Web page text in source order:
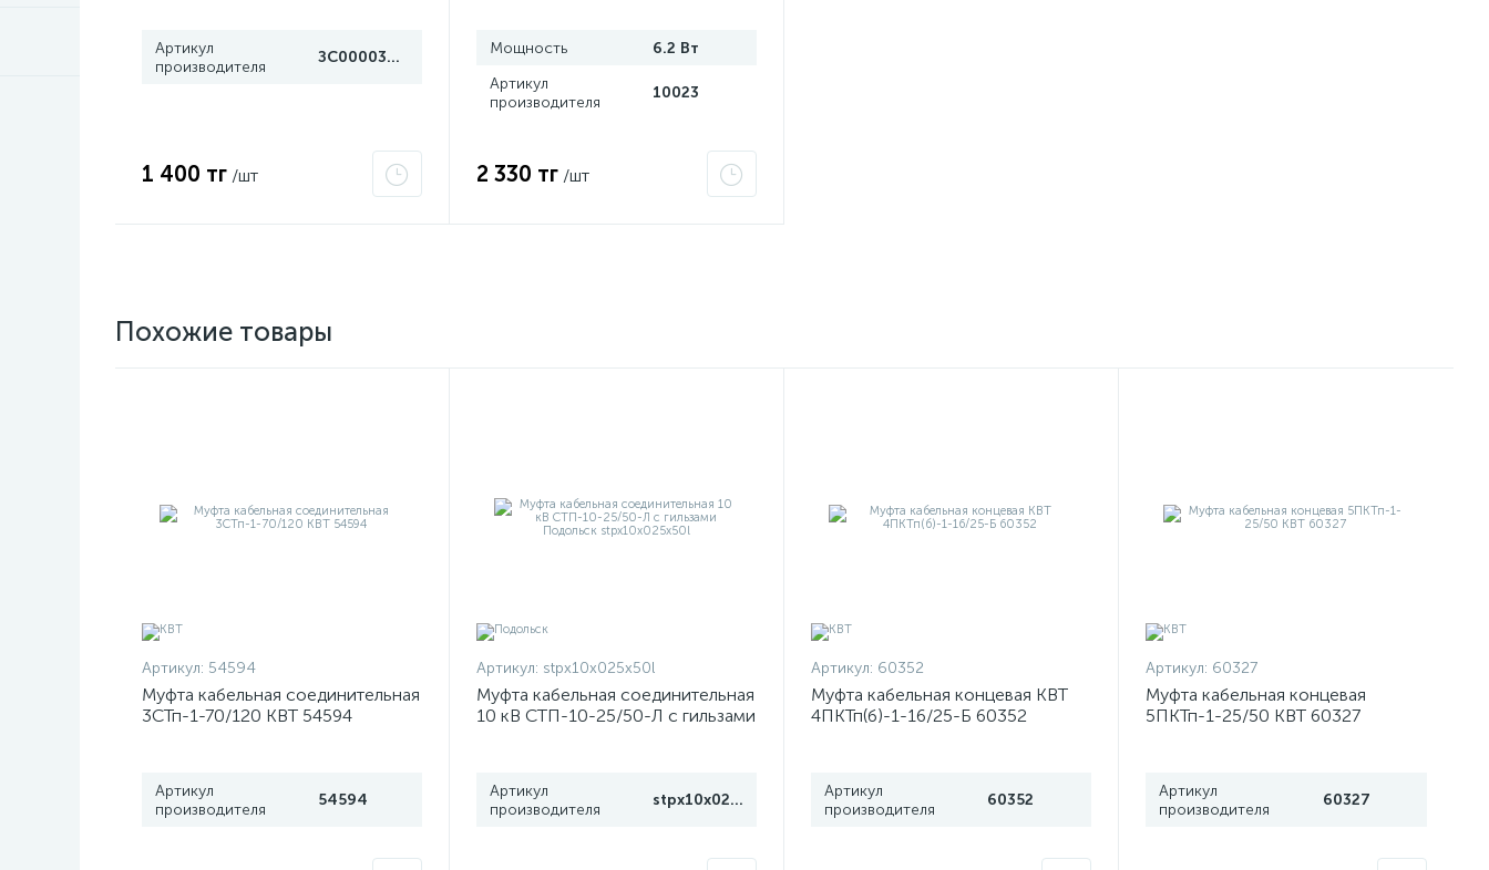
Артикул
производителя
ЗС000030078
1 400 тг /шт
Мощность
6.2 Вт
Артикул
производителя
10023
2 330 тг /шт
Похожие товары
Артикул: 54594
Муфта кабельная соединительная
3СТп-1-70/120 КВТ 54594
Артикул
производителя
54594
Артикул: stpx10x025x50l
Муфта кабельная соединительная
10 кВ СТП-10-25/50-Л с гильзами
Артикул
производителя
stpx10x025x50l
Артикул: 60352
Муфта кабельная концевая КВТ
4ПКТп(б)-1-16/25-Б 60352
Артикул
производителя
60352
Артикул: 60327
Муфта кабельная концевая
5ПКТп-1-25/50 КВТ 60327
Артикул
производителя
60327